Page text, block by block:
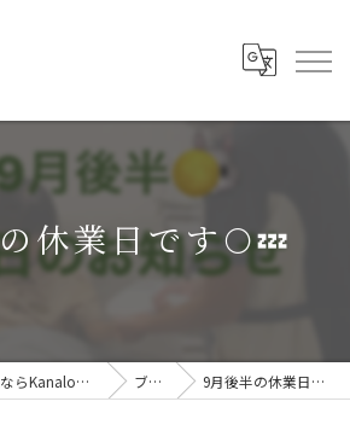
休業日です🌕💤
名古屋のメンズ脱毛ならKanaloa beauty salon ブログ 9月後半の休業日です🌕💤